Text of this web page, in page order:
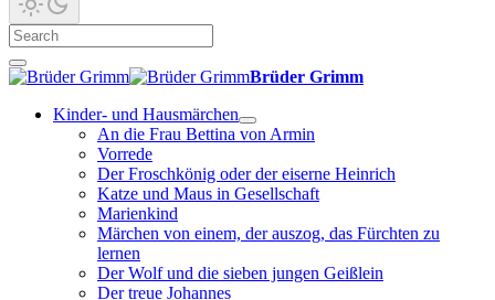
Brüder Grimm
Kinder- und Hausmärchen
An die Frau Bettina von Armin
Vorrede
Der Froschkönig oder der eiserne Heinrich
Katze und Maus in Gesellschaft
Marienkind
Märchen von einem, der auszog, das Fürchten zu
lernen
Der Wolf und die sieben jungen Geißlein
Der treue Johannes